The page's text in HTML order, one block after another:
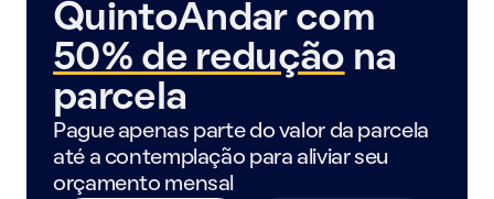
QuintoAndar com
50% de redução na
parcela
Pague apenas parte do valor da parcela
até a contemplação para aliviar seu
orçamento mensal